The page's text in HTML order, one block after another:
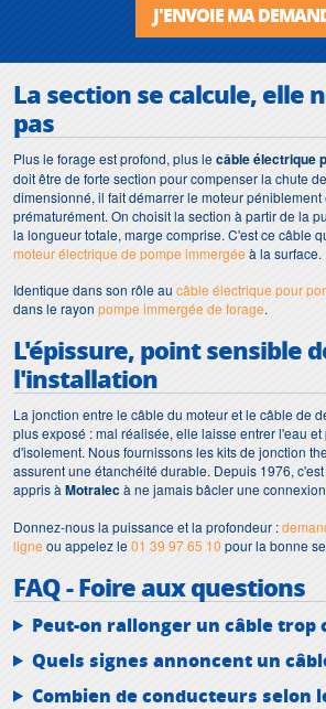
J'ENVOIE MA
La section se calcule, elle
pas
Plus le forage est profond, plus lecâble électrique
doit être de forte section pour compenser la chute
dimensionné, il fait démarrer le moteur péniblement
prématurément. On choisit la section à partir de la
la longueur totale, marge comprise. C'est ce câble
moteur électrique de pompe immergée à la surface.
Identique dans son rôle au câble électrique pour
dans le rayon pompe immergée de forage.
L'épissure, point sensible
l'installation
La jonction entre le câble du moteur et le câble de
plus exposé : mal réalisée, elle laisse entrer l'eau
d'isolement. Nous fournissons les kits de jonction
assurent une étanchéité durable. Depuis 1976,
appris à Motralecà ne jamais bâcler une
Donnez-nous la puissance et la profondeur :
ligne ou appelez le01 39 97 65 10 pour la bonne
FAQ - Foire aux questions
Peut-on rallonger un câble trop
Quels signes annoncent un
Combien de conducteurs selon